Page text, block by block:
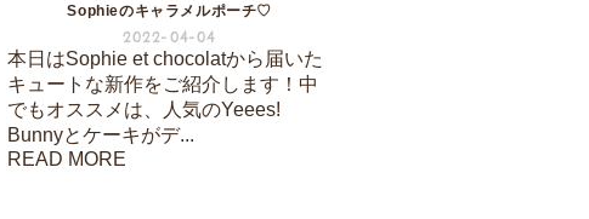
Sophieのキャラメルポーチ♡
2022-04-04
本日はSophie et chocolatから届いた
キュートな新作をご紹介します！中
でもオススメは、人気のYeees!
Bunnyとケーキがデ...
READ MORE